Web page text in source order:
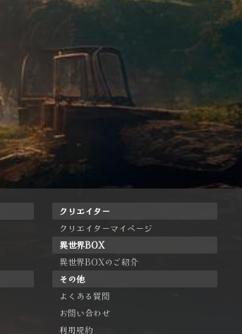
クリエイター
クリエイターマイページ
異世界BOX
異世界BOXのご紹介
その他
よくある質問
お問い合わせ
利用規約